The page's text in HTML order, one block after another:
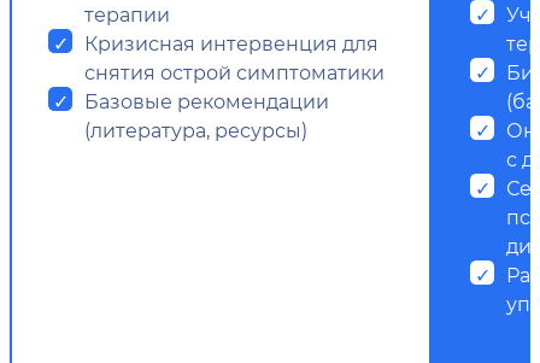
терапии
Кризисная интервенция для
снятия острой симптоматики
Базовые рекомендации
(литература, ресурсы)
с